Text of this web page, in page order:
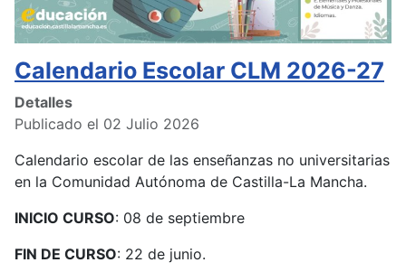
Calendario Escolar CLM 2026-27
Detalles
Publicado el 02 Julio 2026
Calendario escolar de las enseñanzas no universitarias
en la Comunidad Autónoma de Castilla-La Mancha.
INICIO CURSO: 08 de septiembre
FIN DE CURSO: 22 de junio.